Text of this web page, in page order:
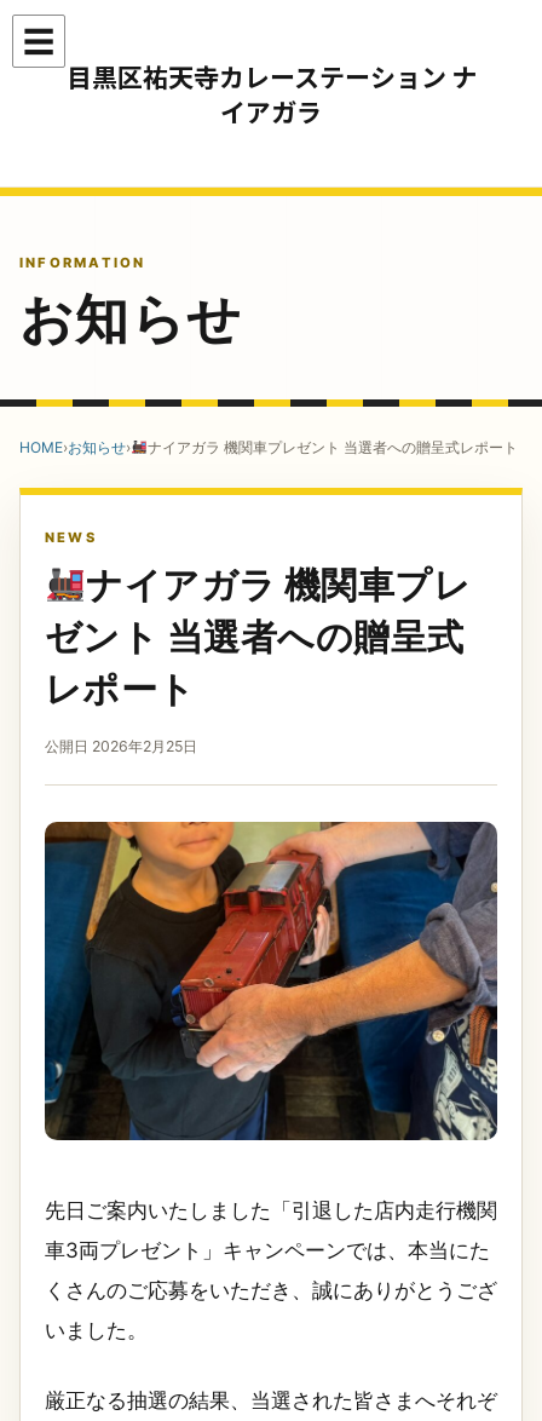
コ
ナ
目黒区祐天寺カレーステーション ナ
イアガラ
☰メニュー
INFORMATION
お知らせ
HOME›お知らせ› ナイアガラ 機関車プレゼント 当選者への贈呈式レポート
NEWS
ナイアガラ 機関車プレ
ゼント 当選者への贈呈式
レポート
公開日 2026年2月25日
先日ご案内いたしました「引退した店内走行機関
車3両プレゼント」キャンペーンでは、本当にた
くさんのご応募をいただき、誠にありがとうござ
いました。
厳正なる抽選の結果、当選された皆さまへそれぞ